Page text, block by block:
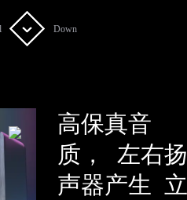
Down
Down
高保真音
质，
左右扬
声器产生 立